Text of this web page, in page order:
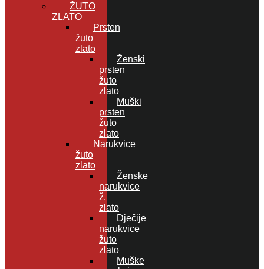
ŽUTO
ZLATO
Prsten
žuto
zlato
Ženski
prsten
žuto
zlato
Muški
prsten
žuto
zlato
Narukvice
žuto
zlato
Ženske
narukvice
ž.
zlato
Dječije
narukvice
žuto
zlato
Muške